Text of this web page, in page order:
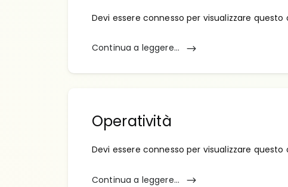
Devi essere connesso per visualizzare
Continua a leggere...
Operatività
Devi essere connesso per visualizzare
Continua a leggere...